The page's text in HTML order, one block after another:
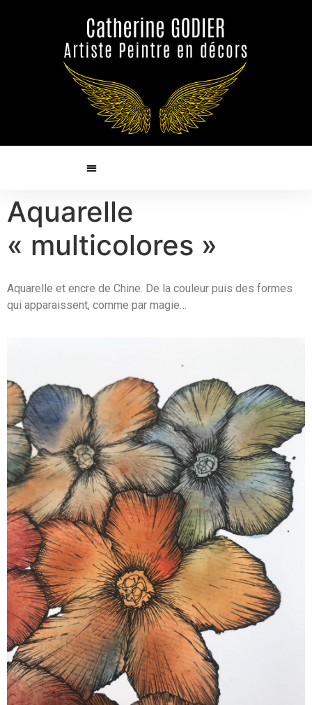
Aquarelle
« multicolores »
Aquarelle et encre de Chine. De la couleur puis des formes
qui apparaissent, comme par magie…